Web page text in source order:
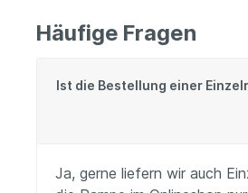
Häufige Fragen
Ist die Bestellung einer
Ja, gerne liefern wir auch